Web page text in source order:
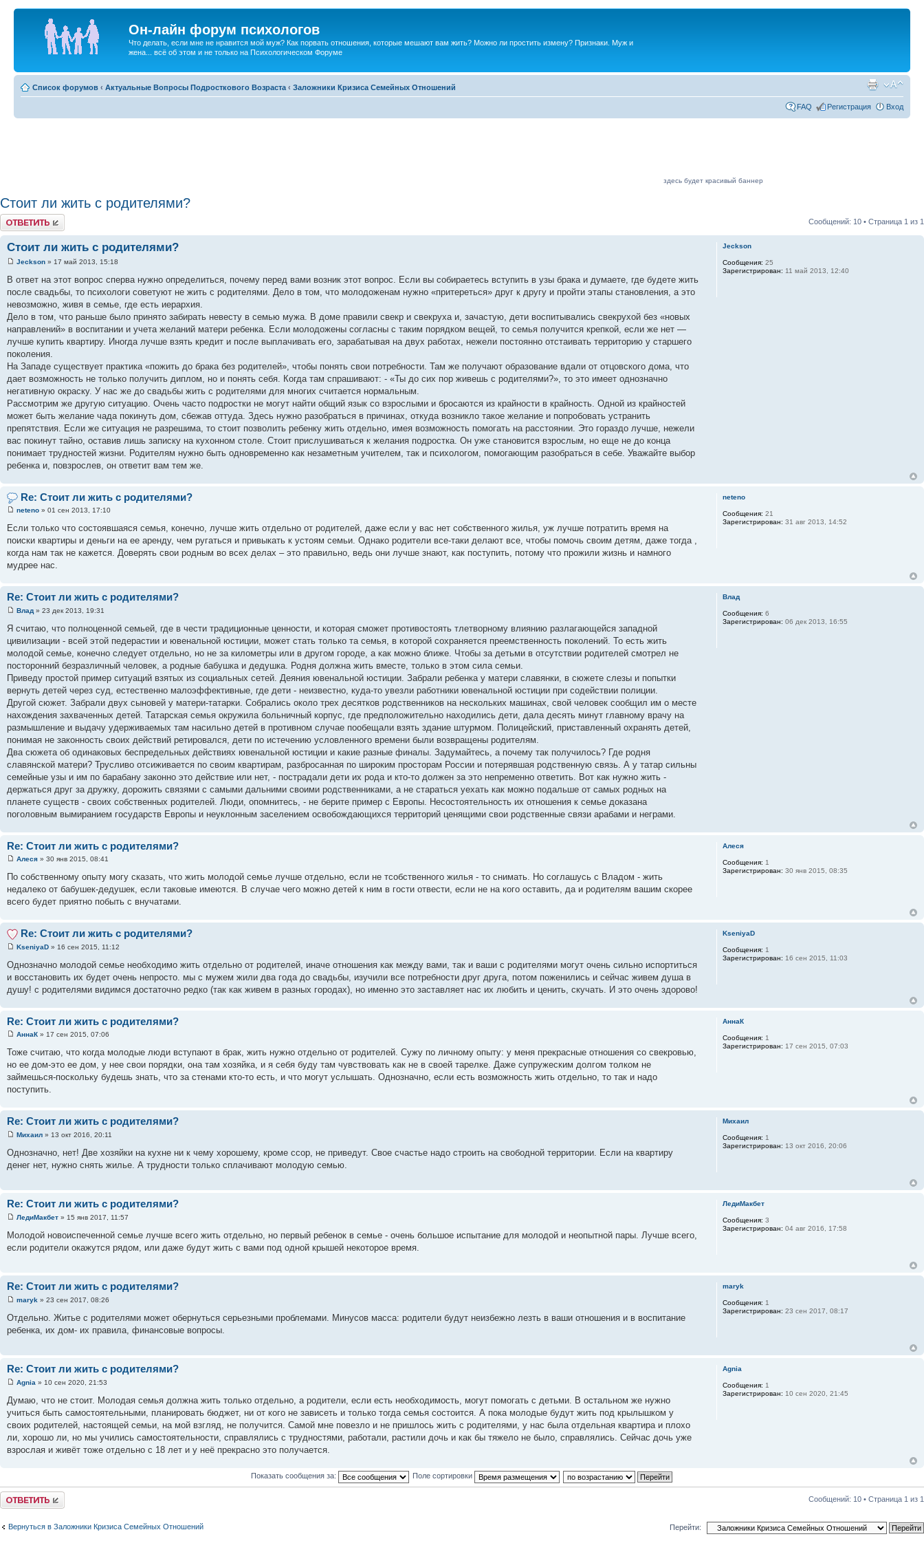
Он-лайн форум психологов
Что делать, если мне не нравится мой муж? Как порвать отношения, которые мешают вам жить? Можно ли простить измену? Признаки. Муж и
жена... всё об этом и не только на Психологическом Форуме
Список форумов ‹ Актуальные Вопросы Подросткового Возраста ‹ Заложники Кризиса Семейных Отношений
FAQ Регистрация Вход
здесь будет красивый баннер
Стоит ли жить с родителями?
Ответить Сообщений: 10 • Страница 1 из 1
Стоит ли жить с родителями?
Jeckson » 17 май 2013, 15:18
В ответ на этот вопрос сперва нужно определиться, почему перед вами возник этот вопрос. Если вы собираетесь вступить в узы брака и думаете, где будете жить
после свадьбы, то психологи советуют не жить с родителями. Дело в том, что молодоженам нужно «притереться» друг к другу и пройти этапы становления, а это
невозможно, живя в семье, где есть иерархия.
Дело в том, что раньше было принято забирать невесту в семью мужа. В доме правили свекр и свекруха и, зачастую, дети воспитывались свекрухой без «новых
направлений» в воспитании и учета желаний матери ребенка. Если молодожены согласны с таким порядком вещей, то семья получится крепкой, если же нет —
лучше купить квартиру. Иногда лучше взять кредит и после выплачивать его, зарабатывая на двух работах, нежели постоянно отстаивать территорию у старшего
поколения.
На Западе существует практика «пожить до брака без родителей», чтобы понять свои потребности. Там же получают образование вдали от отцовского дома, что
дает возможность не только получить диплом, но и понять себя. Когда там спрашивают: - «Ты до сих пор живешь с родителями?», то это имеет однозначно
негативную окраску. У нас же до свадьбы жить с родителями для многих считается нормальным.
Рассмотрим же другую ситуацию. Очень часто подростки не могут найти общий язык со взрослыми и бросаются из крайности в крайность. Одной из крайностей
может быть желание чада покинуть дом, сбежав оттуда. Здесь нужно разобраться в причинах, откуда возникло такое желание и попробовать устранить
препятствия. Если же ситуация не разрешима, то стоит позволить ребенку жить отдельно, имея возможность помогать на расстоянии. Это гораздо лучше, нежели
вас покинут тайно, оставив лишь записку на кухонном столе. Стоит прислушиваться к желания подростка. Он уже становится взрослым, но еще не до конца
понимает трудностей жизни. Родителям нужно быть одновременно как незаметным учителем, так и психологом, помогающим разобраться в себе. Уважайте выбор
ребенка и, повзрослев, он ответит вам тем же.
Jeckson
Сообщения: 25
Зарегистрирован: 11 май 2013, 12:40
Re: Стоит ли жить с родителями?
neteno » 01 сен 2013, 17:10
Если только что состоявшаяся семья, конечно, лучше жить отдельно от родителей, даже если у вас нет собственного жилья, уж лучше потратить время на
поиски квартиры и деньги на ее аренду, чем ругаться и привыкать к устоям семьи. Однако родители все-таки делают все, чтобы помочь своим детям, даже тогда ,
когда нам так не кажется. Доверять свои родным во всех делах – это правильно, ведь они лучше знают, как поступить, потому что прожили жизнь и намного
мудрее нас.
neteno
Сообщения: 21
Зарегистрирован: 31 авг 2013, 14:52
Re: Стоит ли жить с родителями?
Влад » 23 дек 2013, 19:31
Я считаю, что полноценной семьей, где в чести традиционные ценности, и которая сможет противостоять тлетворному влиянию разлагающейся западной
цивилизации - всей этой педерастии и ювенальной юстиции, может стать только та семья, в которой сохраняется преемственность поколений. То есть жить
молодой семье, конечно следует отдельно, но не за километры или в другом городе, а как можно ближе. Чтобы за детьми в отсутствии родителей смотрел не
посторонний безразличный человек, а родные бабушка и дедушка. Родня должна жить вместе, только в этом сила семьи.
Приведу простой пример ситуаций взятых из социальных сетей. Деяния ювенальной юстиции. Забрали ребенка у матери славянки, в сюжете слезы и попытки
вернуть детей через суд, естественно малоэффективные, где дети - неизвестно, куда-то увезли работники ювенальной юстиции при содействии полиции.
Другой сюжет. Забрали двух сыновей у матери-татарки. Собрались около трех десятков родственников на нескольких машинах, свой человек сообщил им о месте
нахождения захваченных детей. Татарская семья окружила больничный корпус, где предположительно находились дети, дала десять минут главному врачу на
размышление и выдачу удерживаемых там насильно детей в противном случае пообещали взять здание штурмом. Полицейский, приставленный охранять детей,
понимая не законность своих действий ретировался, дети по истечению условленного времени были возвращены родителям.
Два сюжета об одинаковых беспредельных действиях ювенальной юстиции и какие разные финалы. Задумайтесь, а почему так получилось? Где родня
славянской матери? Трусливо отсиживается по своим квартирам, разбросанная по широким просторам России и потерявшая родственную связь. А у татар сильны
семейные узы и им по барабану законно это действие или нет, - пострадали дети их рода и кто-то должен за это непременно ответить. Вот как нужно жить -
держаться друг за дружку, дорожить связями с самыми дальними своими родственниками, а не стараться уехать как можно подальше от самых родных на
планете существ - своих собственных родителей. Люди, опомнитесь, - не берите пример с Европы. Несостоятельность их отношения к семье доказана
поголовным вымиранием государств Европы и неуклонным заселением освобождающихся территорий ценящими свои родственные связи арабами и неграми.
Влад
Сообщения: 6
Зарегистрирован: 06 дек 2013, 16:55
Re: Стоит ли жить с родителями?
Алеся » 30 янв 2015, 08:41
По собственному опыту могу сказать, что жить молодой семье лучше отдельно, если не тсобственного жилья - то снимать. Но соглашусь с Владом - жить
недалеко от бабушек-дедушек, если таковые имеются. В случае чего можно детей к ним в гости отвести, если не на кого оставить, да и родителям вашим скорее
всего будет приятно побыть с внучатами.
Алеся
Сообщения: 1
Зарегистрирован: 30 янв 2015, 08:35
Re: Стоит ли жить с родителями?
KseniyaD » 16 сен 2015, 11:12
Однозначно молодой семье необходимо жить отдельно от родителей, иначе отношения как между вами, так и ваши с родителями могут очень сильно испортиться
и восстановить их будет очень непросто. мы с мужем жили два года до свадьбы, изучили все потребности друг друга, потом поженились и сейчас живем душа в
душу! с родителями видимся достаточно редко (так как живем в разных городах), но именно это заставляет нас их любить и ценить, скучать. И это очень здорово!
KseniyaD
Сообщения: 1
Зарегистрирован: 16 сен 2015, 11:03
Re: Стоит ли жить с родителями?
АннаК » 17 сен 2015, 07:06
Тоже считаю, что когда молодые люди вступают в брак, жить нужно отдельно от родителей. Сужу по личному опыту: у меня прекрасные отношения со свекровью,
но ее дом-это ее дом, у нее свои порядки, она там хозяйка, и я себя буду там чувствовать как не в своей тарелке. Даже супружеским долгом толком не
займешься-поскольку будешь знать, что за стенами кто-то есть, и что могут услышать. Однозначно, если есть возможность жить отдельно, то так и надо
поступить.
АннаК
Сообщения: 1
Зарегистрирован: 17 сен 2015, 07:03
Re: Стоит ли жить с родителями?
Михаил » 13 окт 2016, 20:11
Однозначно, нет! Две хозяйки на кухне ни к чему хорошему, кроме ссор, не приведут. Свое счастье надо строить на свободной территории. Если на квартиру
денег нет, нужно снять жилье. А трудности только сплачивают молодую семью.
Михаил
Сообщения: 1
Зарегистрирован: 13 окт 2016, 20:06
Re: Стоит ли жить с родителями?
ЛедиМакбет » 15 янв 2017, 11:57
Молодой новоиспеченной семье лучше всего жить отдельно, но первый ребенок в семье - очень большое испытание для молодой и неопытной пары. Лучше всего,
если родители окажутся рядом, или даже будут жить с вами под одной крышей некоторое время.
ЛедиМакбет
Сообщения: 3
Зарегистрирован: 04 авг 2016, 17:58
Re: Стоит ли жить с родителями?
maryk » 23 сен 2017, 08:26
Отдельно. Житье с родителями может обернуться серьезными проблемами. Минусов масса: родители будут неизбежно лезть в ваши отношения и в воспитание
ребенка, их дом- их правила, финансовые вопросы.
maryk
Сообщения: 1
Зарегистрирован: 23 сен 2017, 08:17
Re: Стоит ли жить с родителями?
Agnia » 10 сен 2020, 21:53
Думаю, что не стоит. Молодая семья должна жить только отдельно, а родители, если есть необходимость, могут помогать с детьми. В остальном же нужно
учиться быть самостоятельными, планировать бюджет, ни от кого не зависеть и только тогда семья состоится. А пока молодые будут жить под крылышком у
своих родителей, настоящей семьи, на мой взгляд, не получится. Самой мне повезло и не пришлось жить с родителями, у нас была отдельная квартира и плохо
ли, хорошо ли, но мы учились самостоятельности, справлялись с трудностями, работали, растили дочь и как бы тяжело не было, справлялись. Сейчас дочь уже
взрослая и живёт тоже отдельно с 18 лет и у неё прекрасно это получается.
Agnia
Сообщения: 1
Зарегистрирован: 10 сен 2020, 21:45
Показать сообщения за: Поле сортировки
Ответить Сообщений: 10 • Страница 1 из 1
Вернуться в Заложники Кризиса Семейных Отношений Перейти: